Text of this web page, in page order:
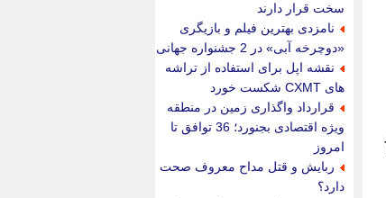
سخت قرار دارند
نامزدی بهترین فیلم و بازیگری
«دوچرخه آبی» در 2 جشنواره جهانی
نقشه اپل برای استفاده از تراشه
های CXMT شکست خورد
قرارداد واگذاری زمین در منطقه
ویژه اقتصادی بجنورد؛ 36 توافق تا
امروز
ربایش و قتل مداح معروف صحت
دارد؟